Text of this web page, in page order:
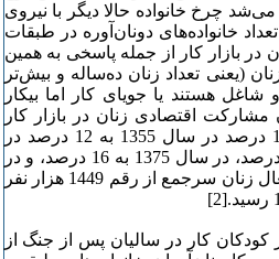
چرخ خانواده حالا دیگر با نیروی
خانواده‌­های دو­نان‌­آوره در طبقات
بازار کار از جمله پاسخی به همین
(یعنی تعداد زنان ده‌­ساله و بیش‌تر
هستند یا جویای کار اما بیکار
اقتصادی زنان در بازار کار
محسوب کنیم، خواهیم دید که این شاخص از 19 درصد در سال 1355 به 12 درصد در
سال 1365 کاهش یافت اما در سال 1370 به 14 درصد، در سال 1375 به 16 درصد، و در
سال 1385 به 23 درصد افزایش یافت. جمعیت فعال زنان سرجمع از رقم 1449 هزار نفر
کار در سالیان پس از جنگ از